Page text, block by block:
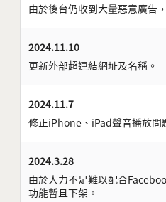
由於後台仍收到大量惡意廣告
2024.11.10
更新外部超連結網址及名稱。
2024.11.7
修正iPhone、iPad聲音播放問
2024.3.28
由於人力不足難以配合
功能暫且下架。